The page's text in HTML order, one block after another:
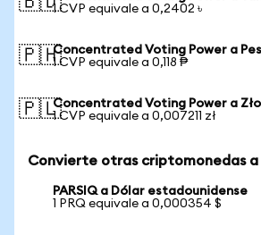
1 CVP equivale a 0,2402 ৳
🇵🇭Concentrated Voting Power a
1 CVP equivale a 0,118 ₱
🇵🇱Concentrated Voting Power a
1 CVP equivale a 0,007211 zł
Convierte otras criptomonedas a
PARSIQ a Dólar estadounidense
1 PRQ equivale a 0,000354 $